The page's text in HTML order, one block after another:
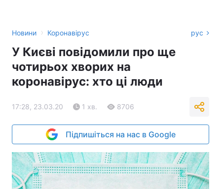
Новини › Коронавірус рус
У Києві повідомили про ще
чотирьох хворих на
коронавірус: хто ці люди
17:28, 23.03.20 1 хв. 8706
Підпишіться на нас в Google